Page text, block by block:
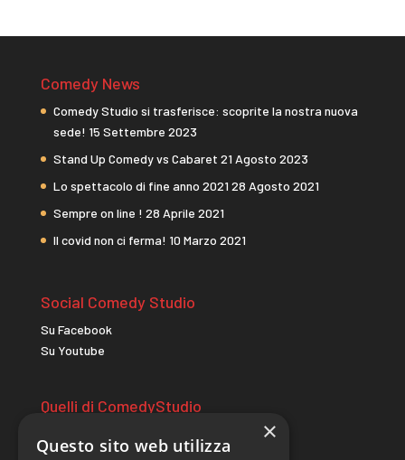
Comedy News
Comedy Studio si trasferisce: scoprite la nostra nuova
sede! 15 Settembre 2023
Stand Up Comedy vs Cabaret 21 Agosto 2023
Lo spettacolo di fine anno 2021 28 Agosto 2021
Sempre on line ! 28 Aprile 2021
Il covid non ci ferma! 10 Marzo 2021
Social Comedy Studio
Su Facebook
Su Youtube
Quelli di ComedyStudio
wildcomedycamp.it
×
Questo sito web utilizza